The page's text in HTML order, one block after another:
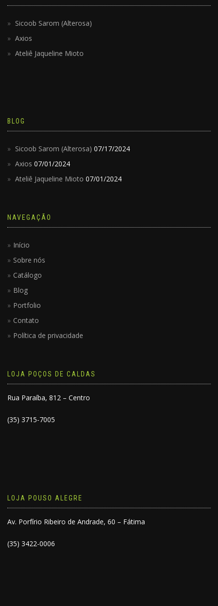
Sicoob Sarom (Alterosa)
Axios
Ateliê Jaqueline Mioto
BLOG
Sicoob Sarom (Alterosa) 07/17/2024
Axios 07/01/2024
Ateliê Jaqueline Mioto 07/01/2024
NAVEGAÇÃO
Início
Sobre nós
Catálogo
Blog
Portfolio
Contato
Política de privacidade
LOJA POÇOS DE CALDAS
Rua Paraíba, 812 – Centro
(35) 3715-7005
LOJA POUSO ALEGRE
Av. Porfírio Ribeiro de Andrade, 60 – Fátima
(35) 3422-0006